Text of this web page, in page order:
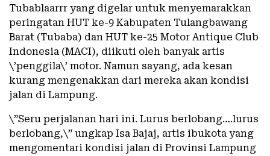
Tubablaarrr yang digelar untuk menyemarakkan
peringatan HUT ke-9 Kabupaten Tulangbawang
Barat (Tubaba) dan HUT ke-25 Motor Antique Club
Indonesia (MACI), diikuti oleh banyak artis
\’penggila\’ motor. Namun sayang, ada kesan
kurang mengenakkan dari mereka akan kondisi
jalan di Lampung.
\”Seru perjalanan hari ini. Lurus berlobang….lurus
berlobang,\” ungkap Isa Bajaj, artis ibukota yang
mengomentari kondisi jalan di Provinsi Lampung